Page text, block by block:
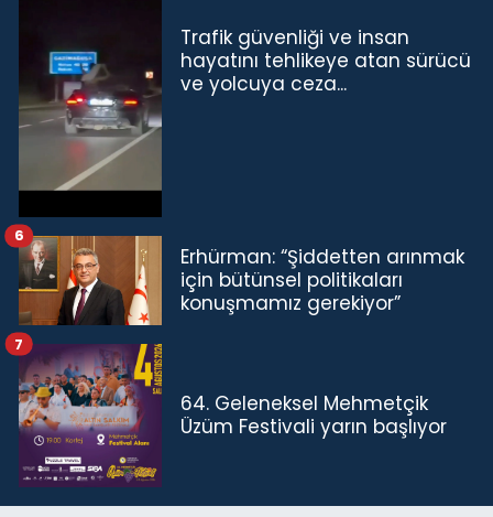
Trafik güvenliği ve insan
hayatını tehlikeye atan sürücü
ve yolcuya ceza...
Erhürman: “Şiddetten arınmak
için bütünsel politikaları
konuşmamız gerekiyor”
6
64. Geleneksel Mehmetçik
Üzüm Festivali yarın başlıyor
7